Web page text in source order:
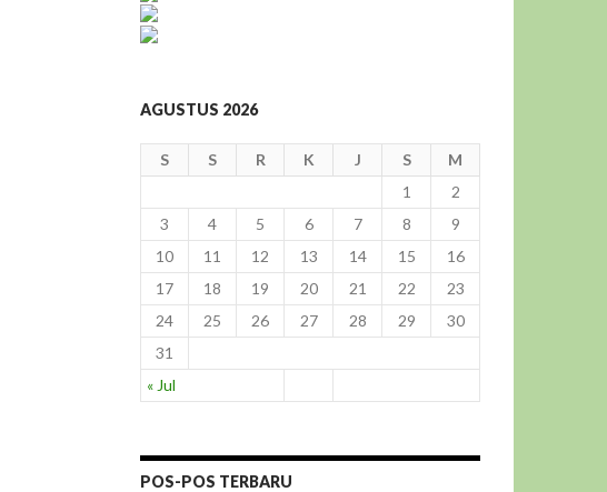
AGUSTUS 2026
S S R K J S M
« Jul
1
2
3
4 5 6 7 8
9
10
11 12 13 14 15
16
17
18 19 20 21 22
23
24
25 26 27 28 29
30
31
POS-POS TERBARU